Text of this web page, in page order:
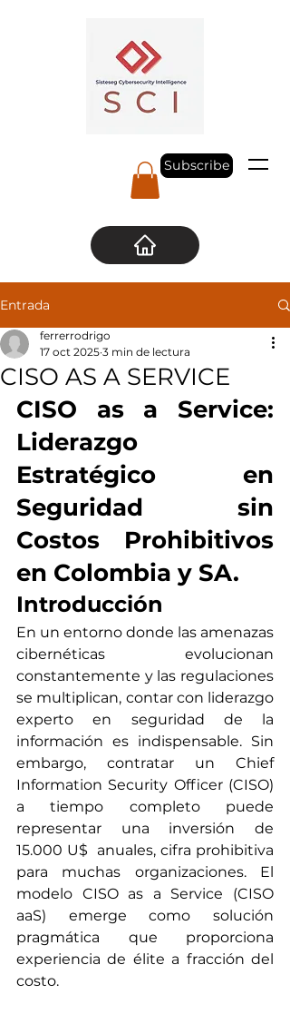
Subscribe
Entrada
CISO AS A SERVICE
ferrerrodrigo
17 oct 2025 3 min de lectura
CISO as a Service:
Liderazgo
Estratégico en
Seguridad sin
Costos Prohibitivos
en Colombia y SA.
Introducción
En un entorno donde las amenazas
cibernéticas evolucionan
constantemente y las regulaciones
se multiplican, contar con liderazgo
experto en seguridad de la
información es indispensable. Sin
embargo, contratar un Chief
Information Security Officer (CISO)
a tiempo completo puede
representar una inversión de
15.000 U$  anuales, cifra prohibitiva
para muchas organizaciones. El
modelo CISO as a Service (CISO
aaS) emerge como solución
pragmática que proporciona
experiencia de élite a fracción del
costo.